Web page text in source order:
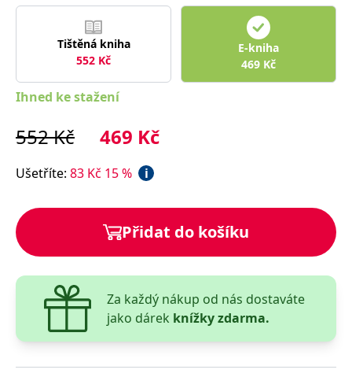
Tištěná kniha
552 Kč
E-kniha
469 Kč
Ihned ke stažení
552Kč 469 Kč
Ušetříte: 83 Kč 15% i
Přidat do košíku
Za každý nákup od nás dostaváte
jako dárek knížky zdarma.
Script.com
fungoval
správně.
PHPSESSID
Zavřením
prohlížeče
Cookie
generovaný
založenými
jedná o
dobrým
příkladem je